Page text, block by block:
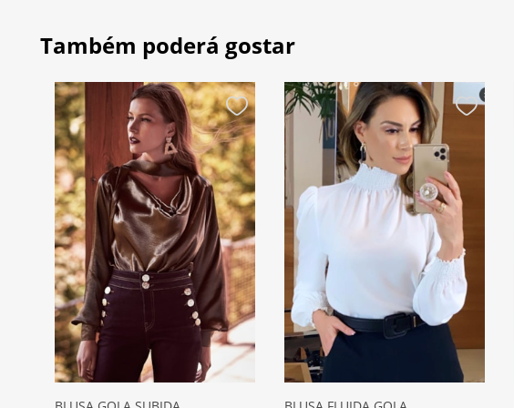
Também poderá gostar